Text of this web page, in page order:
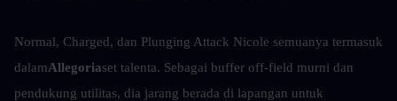
Normal, Charged, dan Plunging Attack Nicole semuanya termasuk
dalamAllegoriaset talenta. Sebagai buffer off-field murni dan
pendukung utilitas, dia jarang berada di lapangan untuk